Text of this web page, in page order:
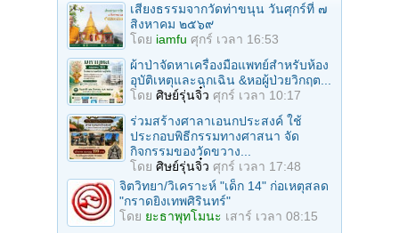
เสียงธรรมจากวัดท่าขนุน วันศุกร์ที่ ๗
สิงหาคม ๒๕๖๙
โดย iamfu ศุกร์ เวลา 16:53
ผ้าป่าจัดหาเครื่องมือแพทย์สำหรับห้อง
อุบัติเหตุและฉุกเฉิน &หอผู้ป่วยวิกฤต...
โดย ศิษย์รุ่นจิ๋ว ศุกร์ เวลา 10:17
ร่วมสร้างศาลาเอนกประสงค์ ใช้
ประกอบพิธีกรรมทางศาสนา จัด
กิจกรรมของวัดขวาง...
โดย ศิษย์รุ่นจิ๋ว ศุกร์ เวลา 17:48
จิตวิทยา/วิเคราะห์ "เด็ก 14" ก่อเหตุสลด
"กราดยิงเทพศิรินทร์"
โดย ยะธาพุทโมนะ เสาร์ เวลา 08:15